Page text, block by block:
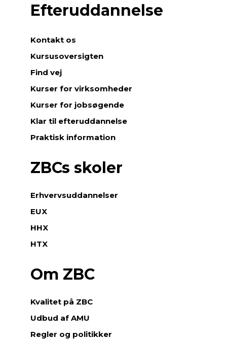
Efteruddannelse
Kontakt os
Kursusoversigten
Find vej
Kurser for virksomheder
Kurser for jobsøgende
Klar til efteruddannelse
Praktisk information
ZBCs skoler
Erhvervsuddannelser
EUX
HHX
HTX
Om ZBC
Kvalitet på ZBC
Udbud af AMU
Regler og politikker